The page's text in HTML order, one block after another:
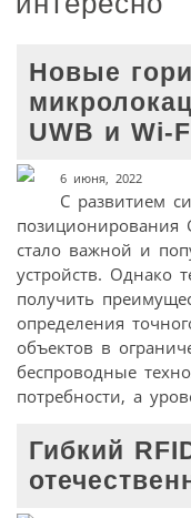
Новые
UWB и Wi-
6 июня, 2022
С развитием
позиционирования
стало важной и
устройств. Однако
получить
определения
объектов в
беспроводные
потребности, а
Гибкий